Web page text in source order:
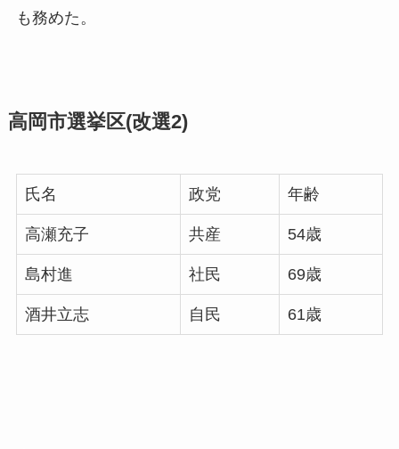
も務めた。
高岡市選挙区(改選2)
氏名 政党 年齢
高瀬充子 共産 54歳
島村進 社民 69歳
酒井立志 自民 61歳